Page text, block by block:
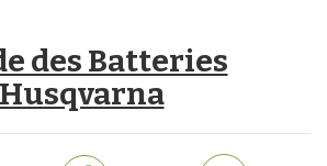
des Batteries
Husqvarna